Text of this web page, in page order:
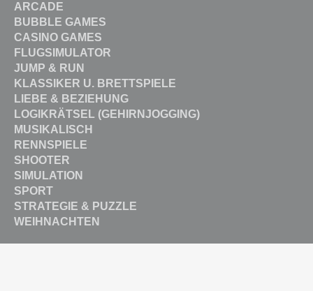
ARCADE
BUBBLE GAMES
CASINO GAMES
FLUGSIMULATOR
JUMP & RUN
KLASSIKER U. BRETTSPIELE
LIEBE & BEZIEHUNG
LOGIKRÄTSEL (GEHIRNJOGGING)
MUSIKALISCH
RENNSPIELE
SHOOTER
SIMULATION
SPORT
STRATEGIE & PUZZLE
WEIHNACHTEN